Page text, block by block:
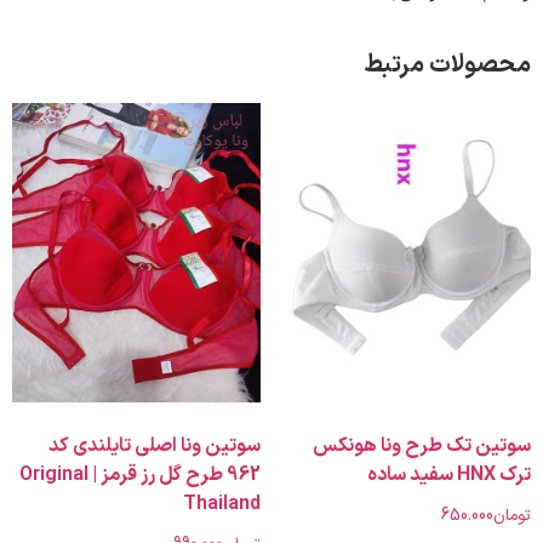
مرتبط
تک طرح ونا هونکس
سوتین ونا اصلی تایلندی کد
962 طرح گل رز قرمز | Original
Thailand